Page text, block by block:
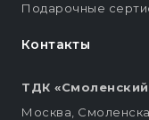
Контакты
ТДК
Москва,
Подарочные